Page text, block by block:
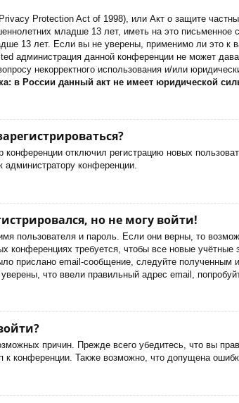
Protection Act of 1998), или Акт о защите
младше 13 лет, иметь на это письменное
13 лет. Если вы не уверены, применимо ли это к
администрация данной конференции не может
некорректного использования и/или
в России данный акт не имеет юридической
конференции отключил регистрацию новых
конференции.
но не могу войти!
пользователя и пароль. Если они верны, то
конференциях требуется, чтобы все новые
прислано email-сообщение, следуйте полученным
что ввели правильный адрес email,
причин. Прежде всего убедитесь, что вы
к конференции. Также возможно, что допущена